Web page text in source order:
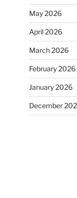
May 2026
April 2026
March 2026
February 2026
January 2026
December